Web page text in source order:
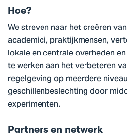
Hoe?
We streven naar het creëren
academici, praktijkmensen,
lokale en centrale overheden
te werken aan het verbeteren
regelgeving op meerdere
geschillenbeslechting door
experimenten.
Partners en netwerk